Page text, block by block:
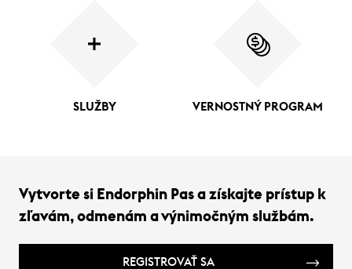
SLUŽBY VERNOSTNÝ PROGRAM
Vytvorte si Endorphin Pas a získajte prístup k
zľavám, odmenám a výnimočným službám.
REGISTROVAŤ SA